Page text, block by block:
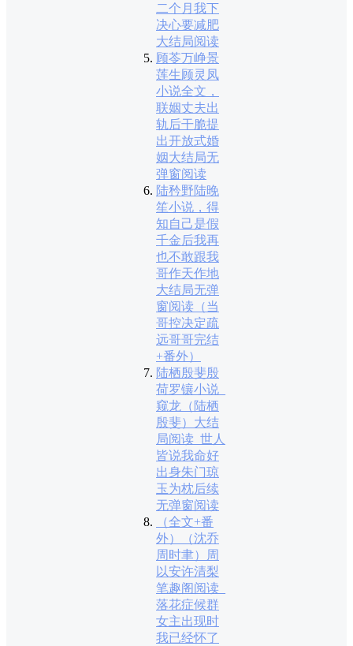
二个月我下
决心要减肥
大结局阅读
顾苓万峥景
莲生顾灵凤
小说全文，
联姻丈夫出
轨后干脆提
出开放式婚
姻大结局无
弹窗阅读
陆矜野陆晚
笙小说，得
知自己是假
千金后我再
也不敢跟我
哥作天作地
大结局无弹
窗阅读（当
哥控决定疏
远哥哥完结
+番外）
陆栖殷斐殷
荷罗镶小说_
窥龙（陆栖
殷斐）大结
局阅读_世人
皆说我命好
出身朱门琼
玉为枕后续
无弹窗阅读
（全文+番
外）（沈乔
周时聿）周
以安许清梨
笔趣阁阅读_
落花症候群
女主出现时
我已经怀了